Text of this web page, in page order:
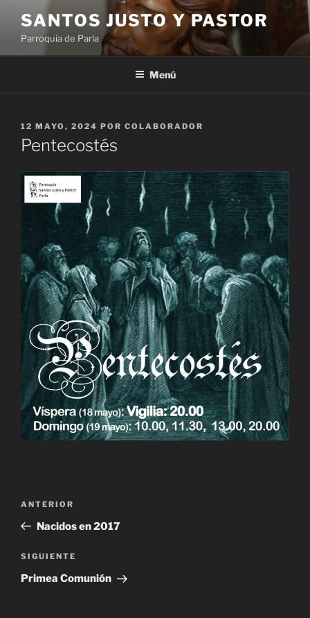
contenido
SANTOS JUSTO Y PASTOR
Parroquia de Parla
Menú
PUBLICADO
EL
12 MAYO, 2024 POR COLABORADOR
Pentecostés
entradas
Entrada
anterior:
ANTERIOR
Nacidos en 2017
Siguiente
entrada
SIGUIENTE
Primea Comunión